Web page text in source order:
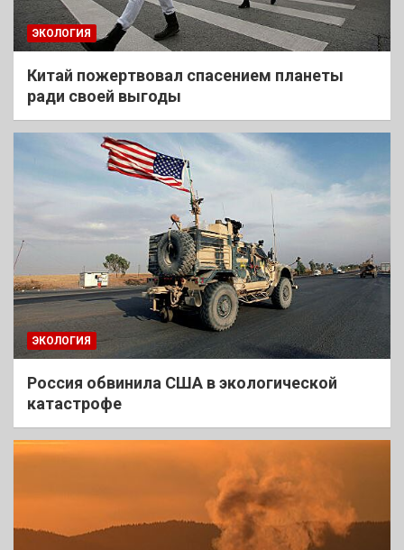
ЭКОЛОГИЯ
Китай пожертвовал спасением планеты
ради своей выгоды
ЭКОЛОГИЯ
Россия обвинила США в экологической
катастрофе